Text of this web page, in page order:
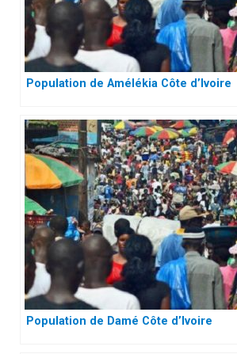
Population de Amélékia Côte d’Ivoire
Population de Damé Côte d’Ivoire